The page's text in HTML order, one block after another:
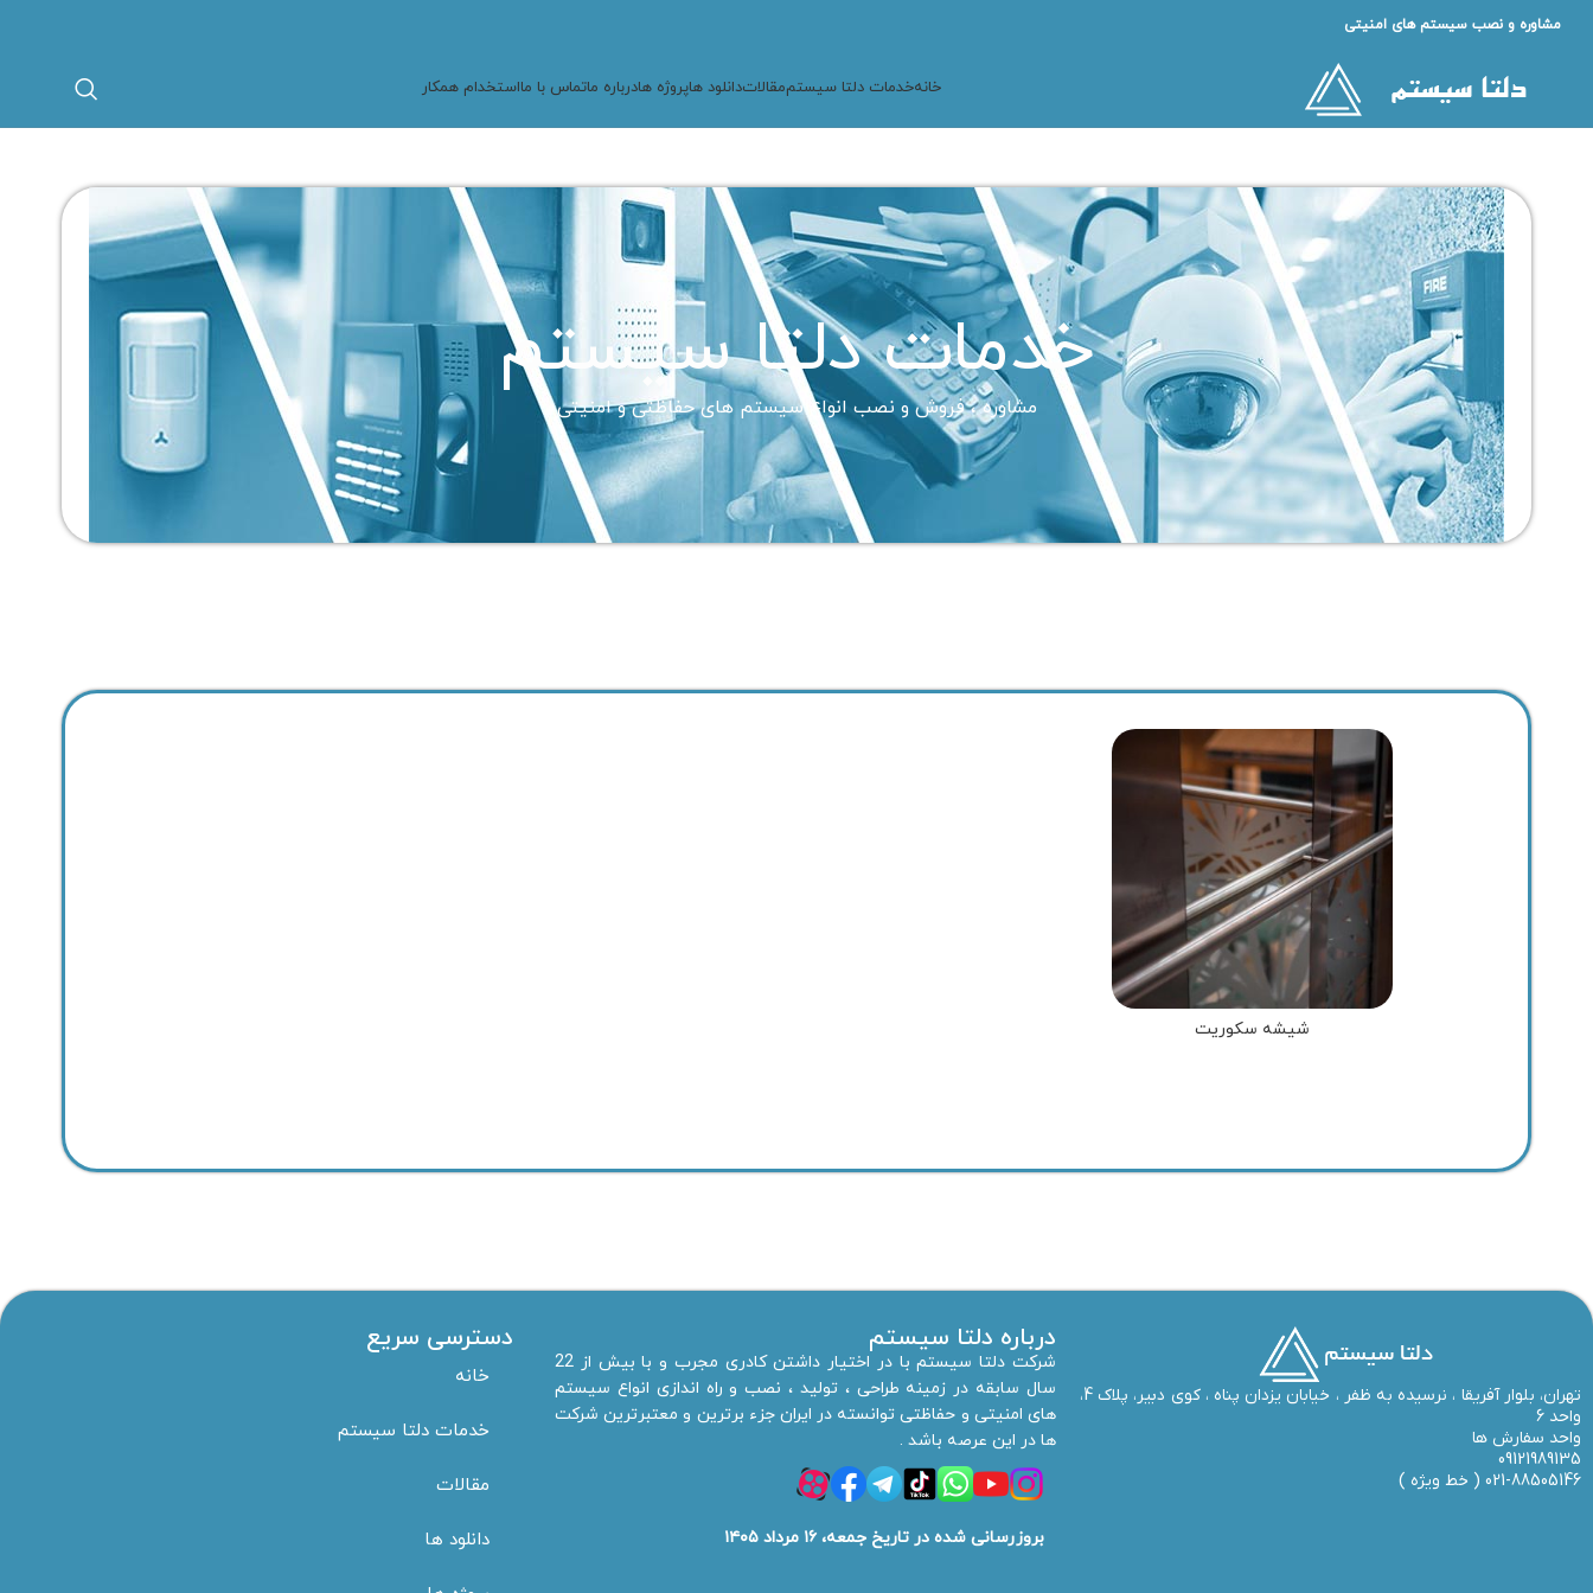
مشاوره و نصب سیستم های امنیتی
خانهخدمات دلتا سیستممقالاتدانلود هاپروژه هادرباره ماتماس با مااستخدام همکار
خدمات دلتا سیستم
مشاوره ، فروش و نصب انواع سیستم های حفاظتی و امنیتی
شیشه سکوریت
تهران، بلوار آفریقا ، نرسیده به ظفر ،‌ خیابان یزدان پناه ، کوی دبیر، پلاک 4،
واحد 6
واحد سفارش ها
09121989135
021-88505146 (
خط ویژه )
درباره دلتا سیستم
شرکت دلتا سیستم با در اختیار داشتن کادری مجرب و با بیش از 22
سال سابقه در زمینه طراحی ، تولید ، نصب و راه اندازی انواع سیستم
های امنیتی و حفاظتی توانسته در ایران جزء برترین و معتبرترین شرکت
ها در این عرصه باشد .
بروزرسانی شده در تاریخ جمعه، ۱۶ مرداد ۱۴۰۵
دسترسی سریع
خانه
خدمات دلتا سیستم
مقالات
دانلود ها